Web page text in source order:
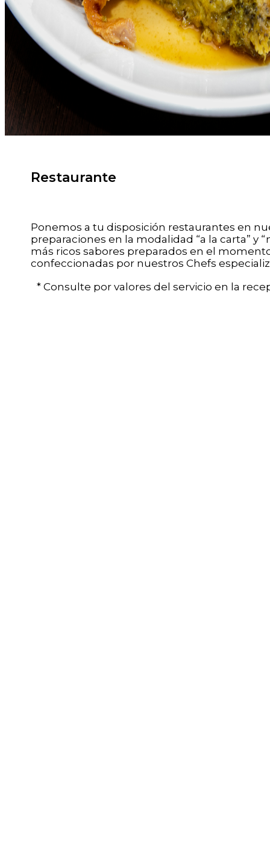
Restaurante
Ponemos a tu disposición restaurantes en
preparaciones en la modalidad “a la carta” y
más ricos sabores preparados en el
confeccionadas por nuestros Chefs
* Consulte por valores del servicio en la